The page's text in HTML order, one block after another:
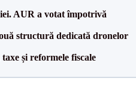
AUR a votat împotrivă
structură dedicată dronelor
și reformele fiscale